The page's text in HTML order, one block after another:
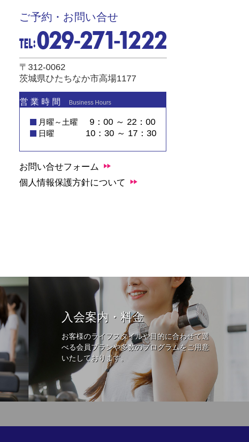
ご予約・お問い合せ
〒312-0062
茨城県ひたちなか市高場1177
営 業 時 間 Business Hours
月曜～土曜 9：00 ～ 22：00
日曜 10：30 ～ 17：30
お問い合せフォーム
個人情報保護方針について
入会案内・料金
お客様のライフスタイルや目的に合わせて選
べる会員プランや多数のプログラムをご用意
いたしております。